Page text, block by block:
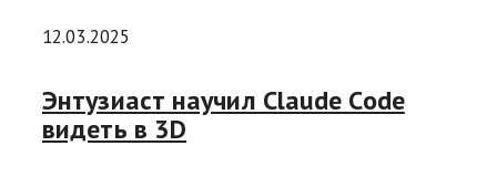
12.03.2025
Энтузиаст научил Claude Code
видеть в 3D